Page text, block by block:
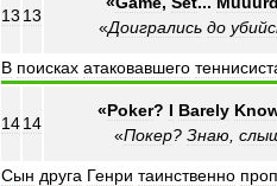
13 13
«Доигрались до
В поисках атаковавшего
1414
«Poker? I Barely
«Покер? Знаю
Сын друга Генри таинственно